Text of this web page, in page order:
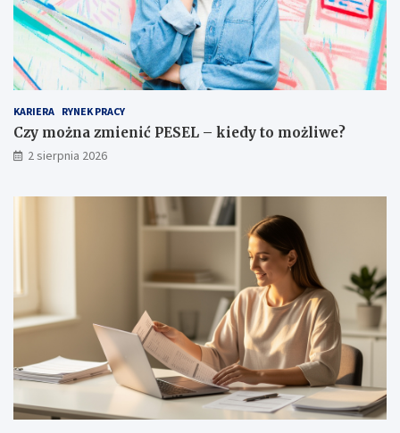
KARIERA RYNEK PRACY
Czy można zmienić PESEL – kiedy to możliwe?
2 sierpnia 2026